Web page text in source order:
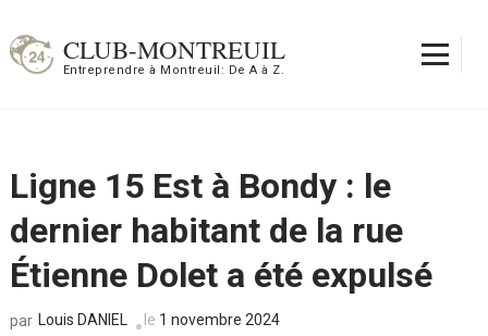
au
contenu
CLUB-MONTREUIL
Entreprendre à Montreuil: De A à Z.
Ligne 15 Est à Bondy : le
dernier habitant de la rue
Étienne Dolet a été expulsé
par Louis DANIEL le 1 novembre 2024